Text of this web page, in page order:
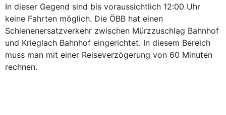
In dieser Gegend sind bis voraussichtlich 12:00 Uhr
keine Fahrten möglich. Die ÖBB hat einen
Schienenersatzverkehr zwischen Mürzzuschlag Bahnhof
und Krieglach Bahnhof eingerichtet. In diesem Bereich
muss man mit einer Reiseverzögerung von 60 Minuten
rechnen.